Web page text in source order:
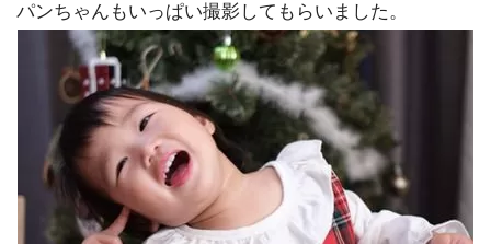
パンちゃんもいっぱい撮影してもらいました。